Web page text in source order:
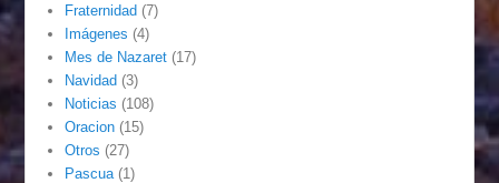
Fraternidad (7)
Imágenes (4)
Mes de Nazaret (17)
Navidad (3)
Noticias (108)
Oracion (15)
Otros (27)
Pascua (1)